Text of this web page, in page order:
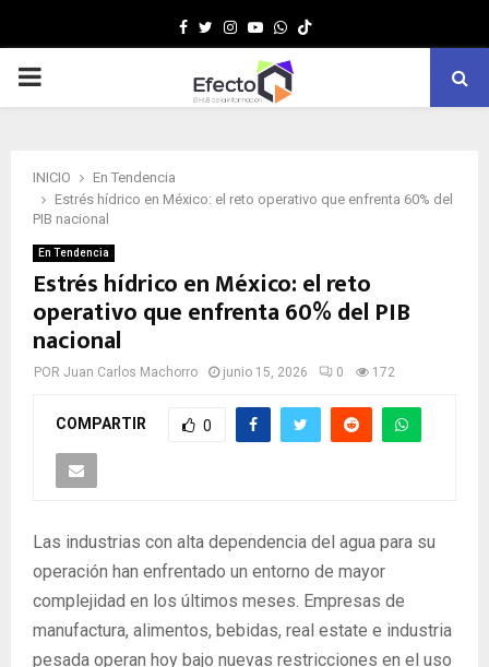
Facebook
TwitterInstagram
YoutubeWhatsapp
MENÚ
INICIO
En Tendencia
Estrés hídrico en México: el reto operativo que enfrenta 60% del
PIB nacional
En Tendencia
Estrés hídrico en México: el reto
operativo que enfrenta 60% del PIB
nacional
POR Juan Carlos Machorro junio 15, 2026 0 172
COMPARTIR 0
Las industrias con alta dependencia del agua para su
operación han enfrentado un entorno de mayor
complejidad en los últimos meses. Empresas de
manufactura, alimentos, bebidas, real estate e industria
pesada operan hoy bajo nuevas restricciones en el uso